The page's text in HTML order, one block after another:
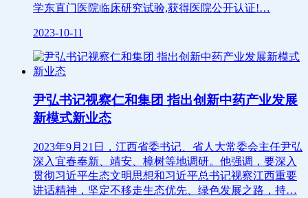
学东直门医院临床研究试验,获得医院公开认证!…
2023-10-11
尹弘书记视察仁和集团 指出创新中药产业发展
新模式新业态
2023年9月21日，江西省委书记、省人大常委会主任尹弘
深入宜春奉新、靖安、樟树等地调研。他强调，要深入
贯彻习近平生态文明思想和习近平总书记视察江西重要
讲话精神，坚定不移走生态优先、绿色发展之路，持…